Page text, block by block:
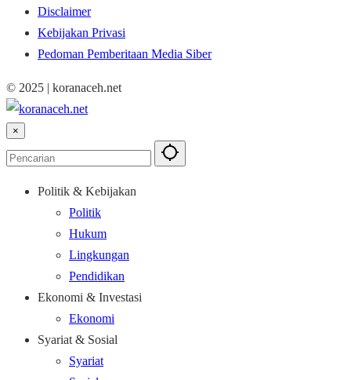
Disclaimer
Kebijakan Privasi
Pedoman Pemberitaan Media Siber
© 2025 | koranaceh.net
×
Politik & Kebijakan
Politik
Hukum
Lingkungan
Pendidikan
Ekonomi & Investasi
Ekonomi
Syariat & Sosial
Syariat